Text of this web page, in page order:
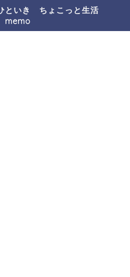
といき ちょこっと生活
memo